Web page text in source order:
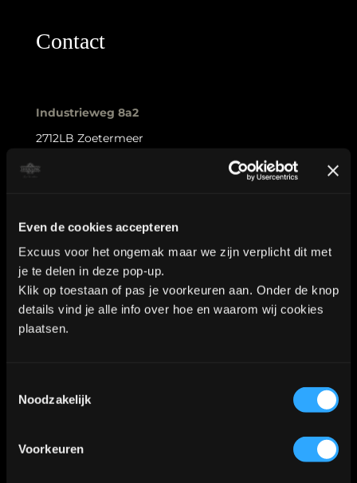
Even de cookies accepteren
Excuus voor het ongemak maar we zijn verplicht dit met
je te delen in deze pop-up.
Klik op toestaan of pas je voorkeuren aan. Onder de knop
details vind je alle info over hoe en waarom wij cookies
plaatsen.
Noodzakelijk
Voorkeuren
Contact
Industrieweg 8a2
2712LB Zoetermeer
KVK nummer: 90552571 | BTW nummer: NL002036941B22 |
Copyright © 2018-2026 | Tattoo Studio Hook’s Ink |
Algemene voorwaarden|Privacy Policy
Klikhier